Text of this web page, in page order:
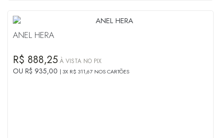
ANEL HERA
R$ 888,25 À VISTA NO PIX
OU R$ 935,00 3X R$ 311,67 NOS CARTÕES